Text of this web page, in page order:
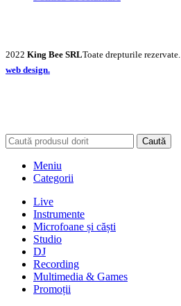
2022 King Bee SRLToate drepturile rezervate.
web design.
Caută
Meniu
Categorii
Live
Instrumente
Microfoane și căști
Studio
DJ
Recording
Multimedia & Games
Promoții